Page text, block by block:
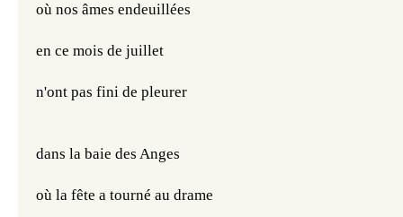
où nos âmes endeuillées
en ce mois de juillet
n'ont pas fini de pleurer
dans la baie des Anges
où la fête a tourné au drame